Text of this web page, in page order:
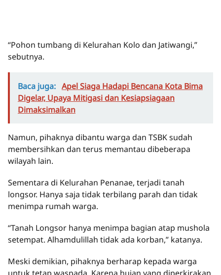
“Pohon tumbang di Kelurahan Kolo dan Jatiwangi,”
sebutnya.
Baca juga: Apel Siaga Hadapi Bencana Kota Bima
Digelar, Upaya Mitigasi dan Kesiapsiagaan
Dimaksimalkan
Namun, pihaknya dibantu warga dan TSBK sudah
membersihkan dan terus memantau dibeberapa
wilayah lain.
Sementara di Kelurahan Penanae, terjadi tanah
longsor. Hanya saja tidak terbilang parah dan tidak
menimpa rumah warga.
“Tanah Longsor hanya menimpa bagian atap mushola
setempat. Alhamdulillah tidak ada korban,” katanya.
Meski demikian, pihaknya berharap kepada warga